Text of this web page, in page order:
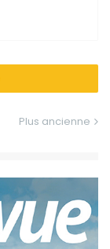
Plus ancienne